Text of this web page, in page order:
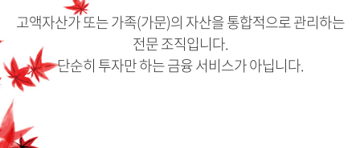
고액자산가 또는 가족(가문)의 자산을 통합적으로 관리하는
전문 조직입니다.
단순히 투자만 하는 금융 서비스가 아닙니다.